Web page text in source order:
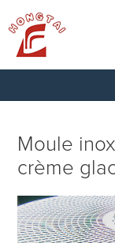
Moule
crème